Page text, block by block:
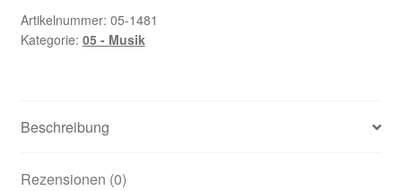
Artikelnummer: 05-1481
Kategorie: 05 - Musik
Beschreibung
Rezensionen (0)